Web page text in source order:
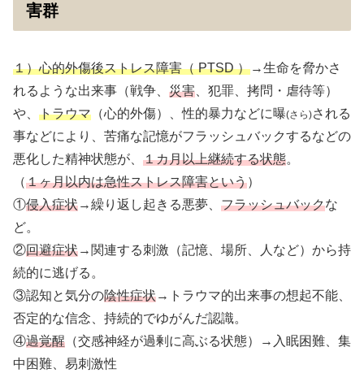
害群
１）心的外傷後ストレス障害（ PTSD ）→生命を脅かさ
れるような出来事（戦争、 災害 、犯罪、拷問・虐待等）
や、 トラウマ （心的外傷）、性的暴力などに曝(さら)される
事などにより、苦痛な記憶がフラッシュバックするなどの
悪化した精神状態が、 １カ月以上継続する状態。
（１ヶ月以内は急性ストレス障害という）
①侵入症状→繰り返し起きる悪夢、 フラッシュバックな
ど。
②回避症状→関連する刺激（記憶、場所、人など）から持
続的に逃げる。
③認知と気分の陰性症状→トラウマ的出来事の想起不能、
否定的な信念、持続的でゆがんだ認識。
④過覚醒 （交感神経が過剰に高ぶる状態）→入眠困難、集
中困難、易刺激性